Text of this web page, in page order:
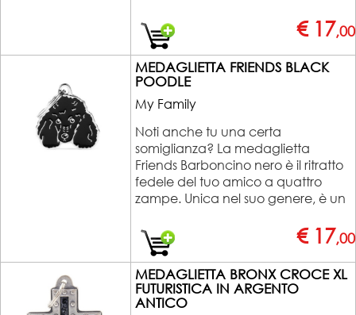
€ 17,00
MEDAGLIETTA FRIENDS BLACK
POODLE
My Family
Noti anche tu una certa
somiglianza? La medaglietta
Friends Barboncino nero è il ritratto
fedele del tuo amico a quattro
zampe. Unica nel suo genere, è un
€ 17,00
MEDAGLIETTA BRONX CROCE XL
FUTURISTICA IN ARGENTO
ANTICO